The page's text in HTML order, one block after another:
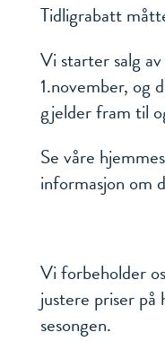
Tidligrabatt
Vi starter salg
1.november, og
gjelder fram til
Se våre
informasjon om
Vi forbeholder
justere priser
sesongen.